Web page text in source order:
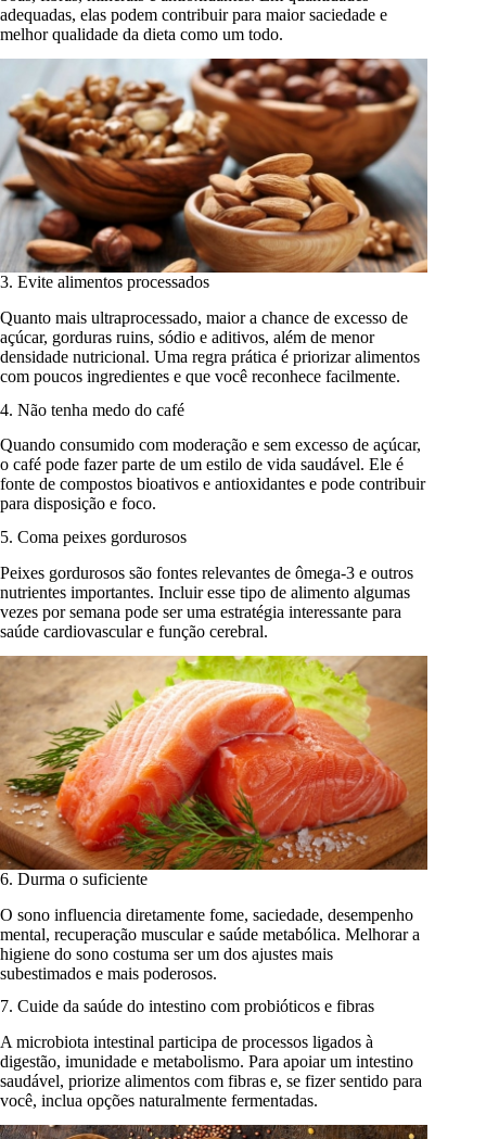
adequadas, elas podem contribuir para maior saciedade e
melhor qualidade da dieta como um todo.
3. Evite alimentos processados
Quanto mais ultraprocessado, maior a chance de excesso de
açúcar, gorduras ruins, sódio e aditivos, além de menor
densidade nutricional. Uma regra prática é priorizar alimentos
com poucos ingredientes e que você reconhece facilmente.
4. Não tenha medo do café
Quando consumido com moderação e sem excesso de açúcar,
o café pode fazer parte de um estilo de vida saudável. Ele é
fonte de compostos bioativos e antioxidantes e pode contribuir
para disposição e foco.
5. Coma peixes gordurosos
Peixes gordurosos são fontes relevantes de ômega-3 e outros
nutrientes importantes. Incluir esse tipo de alimento algumas
vezes por semana pode ser uma estratégia interessante para
saúde cardiovascular e função cerebral.
6. Durma o suficiente
O sono influencia diretamente fome, saciedade, desempenho
mental, recuperação muscular e saúde metabólica. Melhorar a
higiene do sono costuma ser um dos ajustes mais
subestimados e mais poderosos.
7. Cuide da saúde do intestino com probióticos e fibras
A microbiota intestinal participa de processos ligados à
digestão, imunidade e metabolismo. Para apoiar um intestino
saudável, priorize alimentos com fibras e, se fizer sentido para
você, inclua opções naturalmente fermentadas.